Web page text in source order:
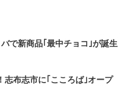
で新商品｢最中チョコ｣が誕生
志布志市に｢こころば｣オープ